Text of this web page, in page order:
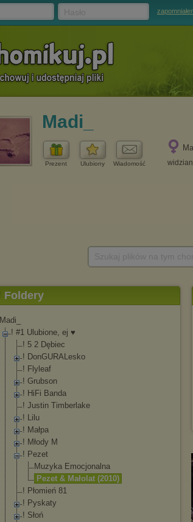
Madi_
Prezent Ulubiony Wiadomość
Foldery
Madi_
! #1 Ulubione, ej ♥
! 5 2 Dębiec
! DonGURALesko
! Flyleaf
! Grubson
! HiFi Banda
! Justin Timberlake
! Lilu
! Małpa
! Młody M
! Pezet
Muzyka Emocjonalna
Pezet & Małolat (2010)
! Płomień 81
! Pyskaty
! Słoń